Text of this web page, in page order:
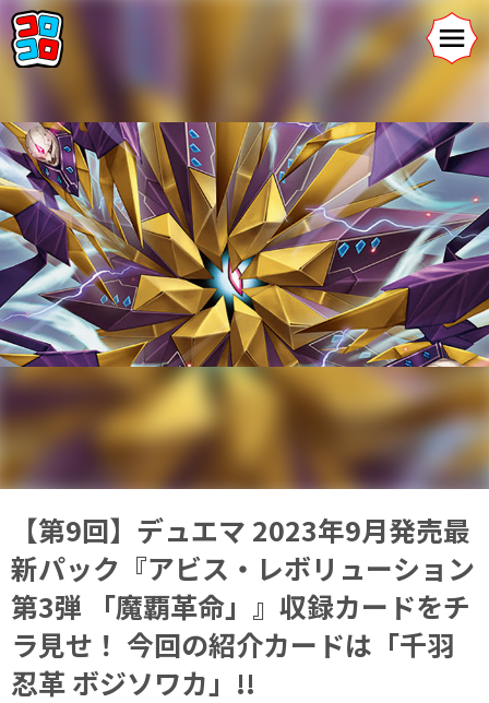
【第9回】デュエマ 2023年9月発売最
新パック『アビス・レボリューション
第3弾 「魔覇革命」』収録カードをチ
ラ見せ！ 今回の紹介カードは「千羽
忍革 ボジソワカ」!!